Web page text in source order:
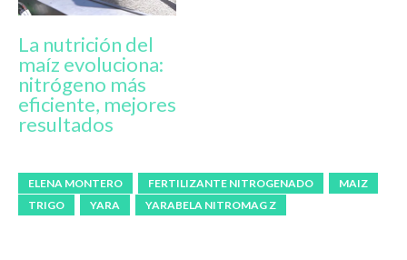
La nutrición del
maíz evoluciona:
nitrógeno más
eficiente, mejores
resultados
ELENA MONTERO FERTILIZANTE NITROGENADO
MAIZ
TRIGO
YARA YARABELA NITROMAG Z